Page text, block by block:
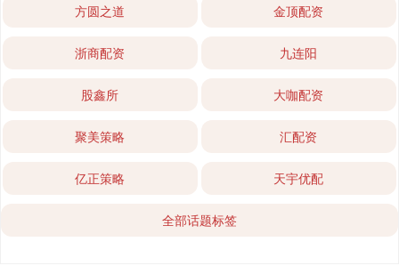
方圆之道 金顶配资
浙商配资 九连阳
股鑫所 大咖配资
聚美策略 汇配资
亿正策略 天宇优配
全部话题标签